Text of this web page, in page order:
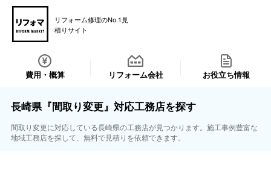
リフォーム修理のNo.1見
積りサイト
費用・概算 リフォーム会社 お役立ち情報
長崎県『間取り変更』対応工務店を探す
間取り変更に対応している長崎県の工務店が見つかります。施工事例豊富な
地域工務店を探して、無料で見積りを依頼できます。